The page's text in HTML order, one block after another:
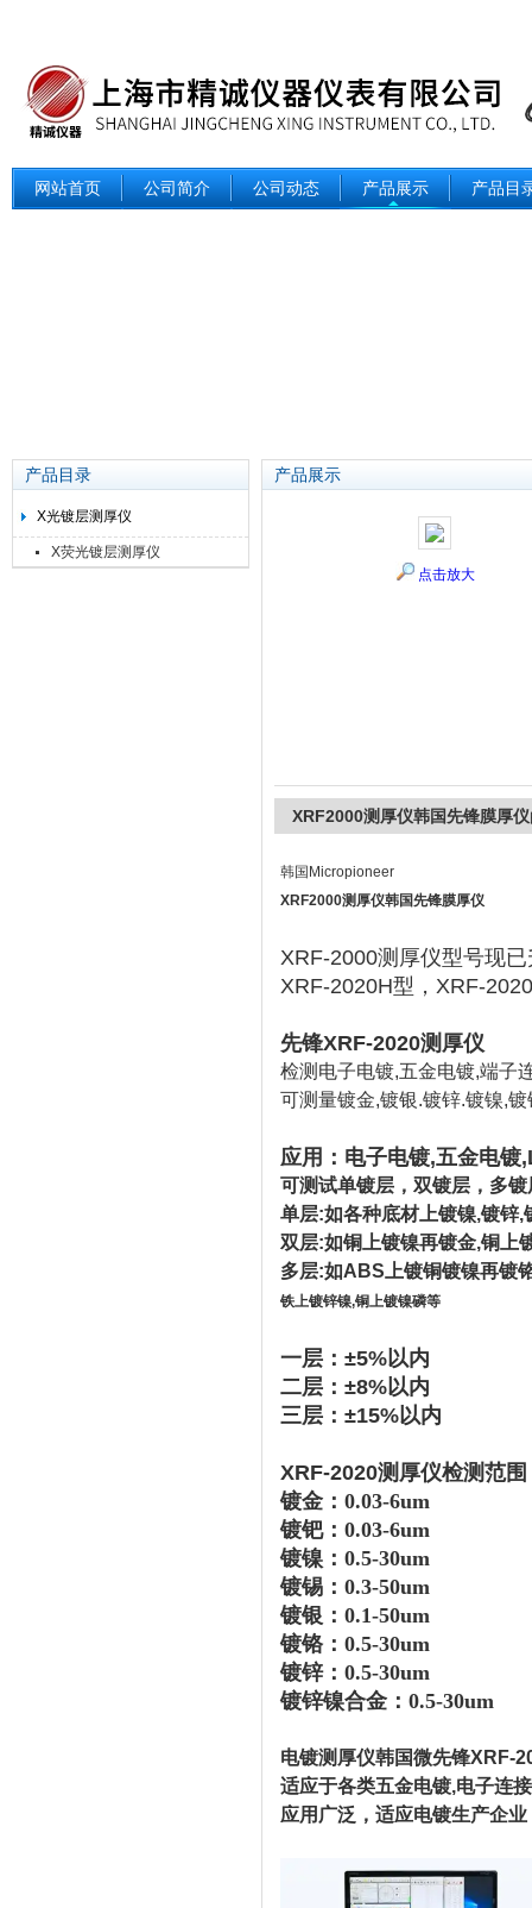
网站首页 公司简介 公司动态 产品展示 产品目
产品目录
X光镀层测厚仪
X荧光镀层测厚仪
产品展示
点击放大
XRF2000测厚仪韩国先锋膜厚仪
韩国Micropioneer
XRF2000测厚仪韩国先锋膜厚仪
XRF-2000测厚仪型号现
XRF-2020H型，XRF-
先锋XRF-2020测厚仪
检测电子电镀,五金电镀,端子
可测量镀金,镀银.镀锌.镀镍,
应用：电子电镀,五金电
可测试单镀层，双镀层，多
单层:如各种底材上镀镍,镀锌,
双层:如铜上镀镍再镀金,铜上
多层:如ABS上镀铜镀镍再镀
铁上镀锌镍,铜上镀镍磷等
一层：±5%以内
二层：±8%以内
三层：±15%以内
XRF-2020测厚仪检测范围
镀金：0.03-6um
镀钯：0.03-6um
镀镍：0.5-30um
镀锡：0.3-50um
镀银：0.1-50um
镀铬：0.5-30um
镀锌：0.5-30um
镀锌镍合金：0.5-30um
电镀测厚仪韩国微先锋XRF-
适应于各类五金电镀,电子连
应用广泛，适应电镀生产企